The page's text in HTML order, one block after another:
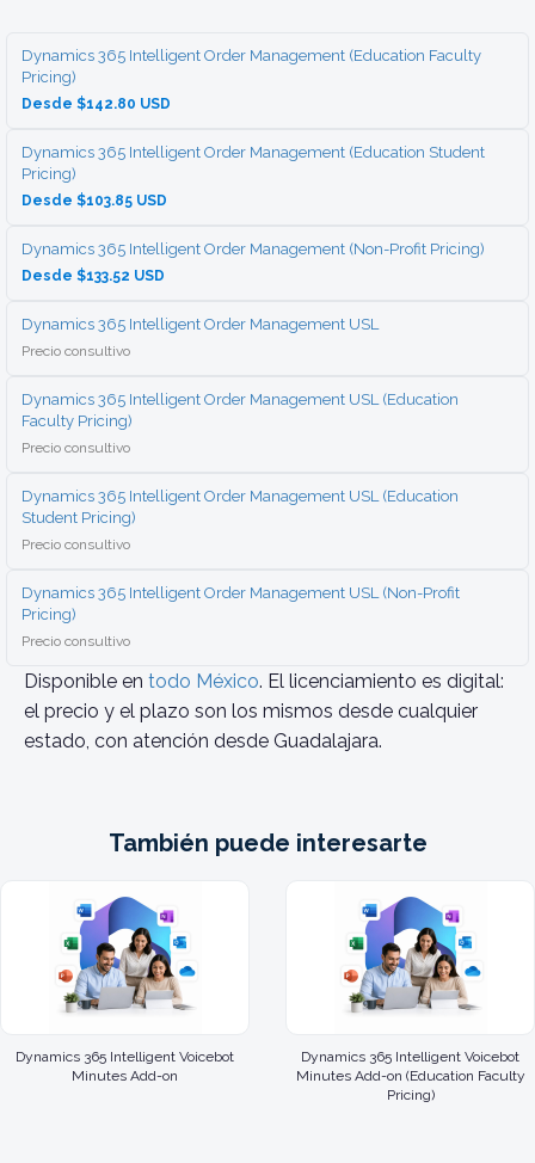
Dynamics 365 Intelligent Order Management (Education Faculty
Pricing)
Desde $142.80 USD
Dynamics 365 Intelligent Order Management (Education Student
Pricing)
Desde $103.85 USD
Dynamics 365 Intelligent Order Management (Non-Profit Pricing)
Desde $133.52 USD
Dynamics 365 Intelligent Order Management USL
Precio consultivo
Dynamics 365 Intelligent Order Management USL (Education
Faculty Pricing)
Precio consultivo
Dynamics 365 Intelligent Order Management USL (Education
Student Pricing)
Precio consultivo
Dynamics 365 Intelligent Order Management USL (Non-Profit
Pricing)
Precio consultivo
Disponible en todo México. El licenciamiento es digital:
el precio y el plazo son los mismos desde cualquier
estado, con atención desde Guadalajara.
También puede interesarte
Dynamics 365 Intelligent Voicebot
Minutes Add-on
Dynamics 365 Intelligent Voicebot
Minutes Add-on (Education Faculty
Pricing)